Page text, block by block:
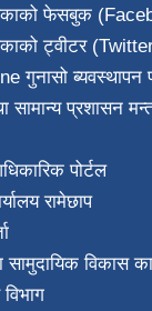
फेसबुक
ट्वीटर
गुनासो ब्यवस्थापन
सामान्य प्रशासन
पोर्टल
रामेछाप
विकास